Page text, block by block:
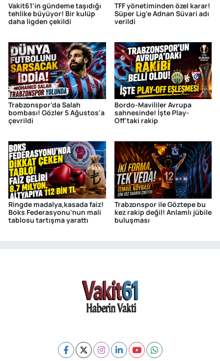
Vakit61'in gündeme taşıdığı
tehlike büyüyor! Bir kulüp
daha ligden çekildi
TFF yönetiminden özel karar!
Süper Lig'e Adnan Süvari adı
verildi
Trabzonspor'da Salah
bombası! Gözler 5 Ağustos'a
çevrildi
Bordo-Mavililer Avrupa
sahnesinde! İşte Play-
Off'taki rakip
Ringde madalya,kasada faiz!
Boks Federasyonu'nun mali
tablosu tartışma yarattı
Trabzonspor ile Göztepe bu
kez rakip değil! Anlamlı jübile
buluşması